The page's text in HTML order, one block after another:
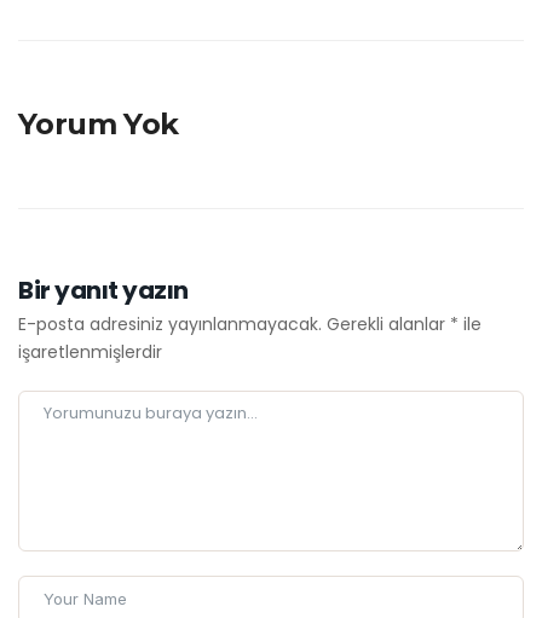
Yorum Yok
Bir yanıt yazın
E-posta adresiniz yayınlanmayacak. Gerekli alanlar * ile
işaretlenmişlerdir